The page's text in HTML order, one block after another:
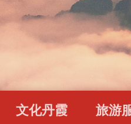
文化丹霞 旅游